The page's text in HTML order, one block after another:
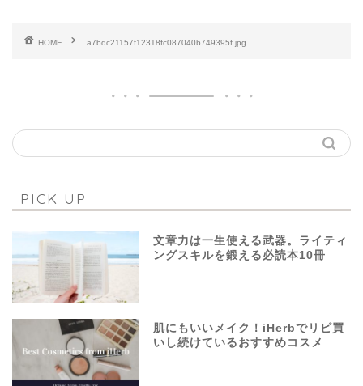
HOME a7bdc21157f12318fc087040b749395f.jpg
PICK UP
文章力は一生使える武器。ライティ
ングスキルを鍛える必読本10冊
肌にもいいメイク！iHerbでリピ買
いし続けているおすすめコスメ